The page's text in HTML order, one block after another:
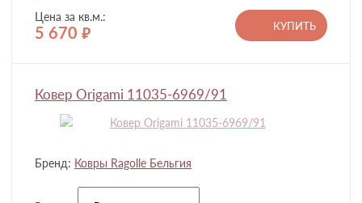
Цена за кв.м.:
5 670 руб.
КУПИТЬ
Ковер Origami 11035-6969/91
Бренд: Ковры Ragolle Бельгия